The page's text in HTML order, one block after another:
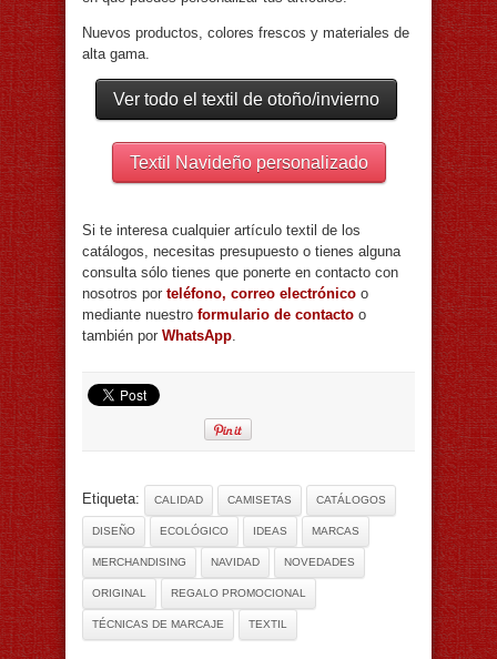
Nuevos productos, colores frescos y materiales de
alta gama.
Ver todo el textil de otoño/invierno
Textil Navideño personalizado
Si te interesa cualquier artículo textil de los
catálogos, necesitas presupuesto o tienes alguna
consulta sólo tienes que ponerte en contacto con
nosotros por teléfono, correo electrónico o
mediante nuestro formulario de contacto o
también por WhatsApp.
Etiqueta: CALIDAD CAMISETAS CATÁLOGOS
DISEÑO ECOLÓGICO IDEAS MARCAS
MERCHANDISING NAVIDAD NOVEDADES
ORIGINAL REGALO PROMOCIONAL
TÉCNICAS DE MARCAJE TEXTIL